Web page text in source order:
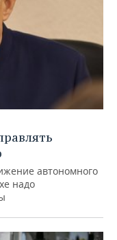
автономного
надо